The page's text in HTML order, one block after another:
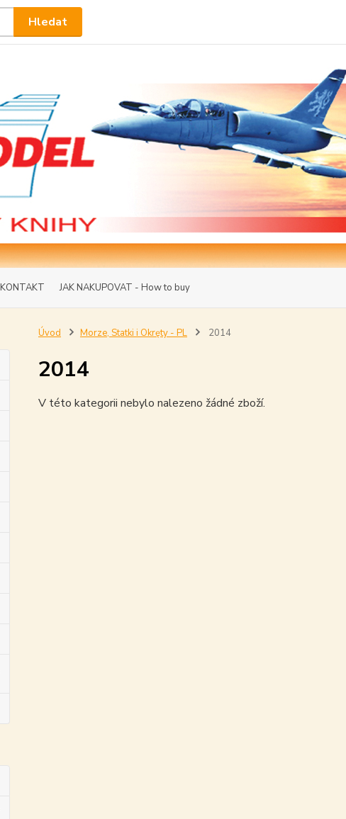
KONTAKT JAK NAKUPOVAT - How to buy
Hledat
Úvod Morze, Statki i Okręty - PL 2014
2014
V této kategorii nebylo nalezeno žádné zboží.